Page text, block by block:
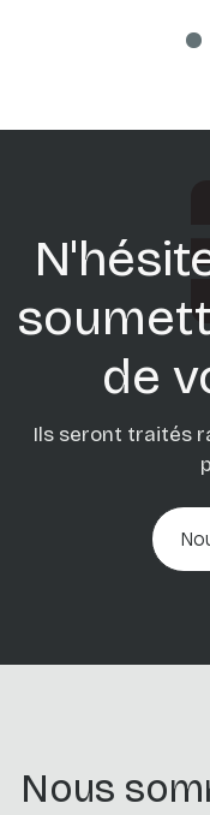
de
Ils seront traités
Nous